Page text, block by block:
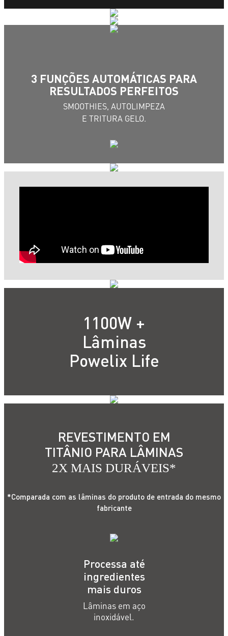
3 FUNÇÕES AUTOMÁTICAS PARA
RESULTADOS PERFEITOS
SMOOTHIES, AUTOLIMPEZA
E TRITURA GELO.
1100W +
Lâminas
Powelix Life
REVESTIMENTO EM
TITÂNIO PARA LÂMINAS
2X MAIS DURÁVEIS*
*Comparada com as lâminas do produto de entrada do mesmo
fabricante
Processa até
ingredientes
mais duros
Lâminas em aço
inoxidável.